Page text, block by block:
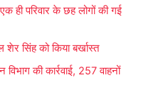
ही परिवार के छह लोगों की गई
सिंह को किया बर्खास्त
की कार्रवाई, 257 वाहनों